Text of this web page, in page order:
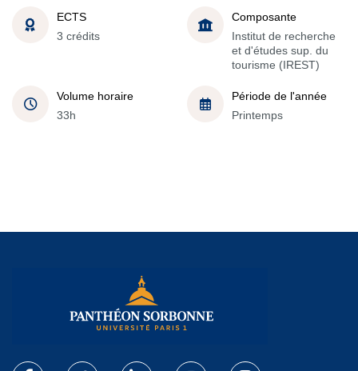
ECTS
3 crédits
Composante
Institut de recherche
et d'études sup. du
tourisme (IREST)
Volume horaire
33h
Période de l'année
Printemps